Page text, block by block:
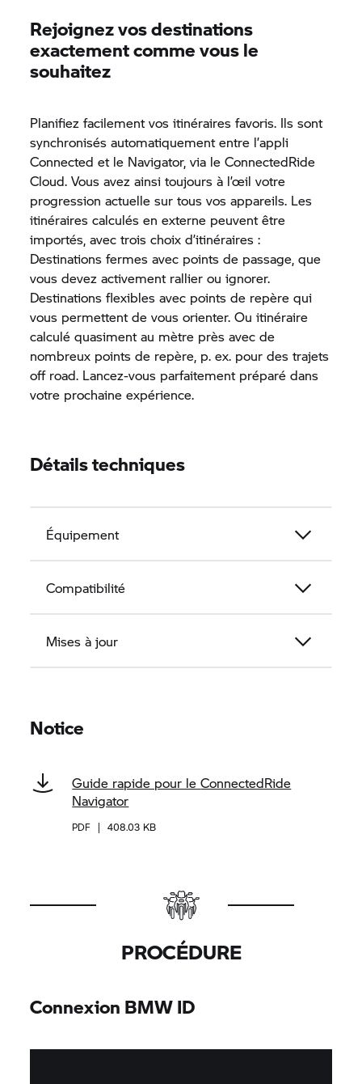
Rejoignez vos destinations
exactement comme vous le
souhaitez
Planifiez facilement vos itinéraires favoris. Ils sont
synchronisés automatiquement entre l’appli
Connected et le Navigator, via leConnectedRide
Cloud. Vous avez ainsi toujours à l’œil votre
progression actuelle sur tous vos appareils. Les
itinéraires calculés en externe peuvent être
importés, avec trois choix d’itinéraires :
Destinations fermes avec points de passage, que
vous devez activement rallier ou ignorer.
Destinations flexibles avec points de repère qui
vous permettent de vous orienter. Ou itinéraire
calculé quasiment au mètre près avec de
nombreux points de repère, p. ex. pour des trajets
off road. Lancez-vous parfaitement préparé dans
votre prochaine expérience.
Détails techniques
Équipement
Compatibilité
Mises à jour
Notice
Guide rapide pour leConnectedRide
Navigator
PDF | 408.03 KB
PROCÉDURE
Connexion BMW ID